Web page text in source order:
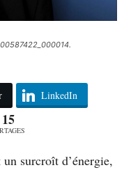
LinkedIn
15
surcroît d’énergie,